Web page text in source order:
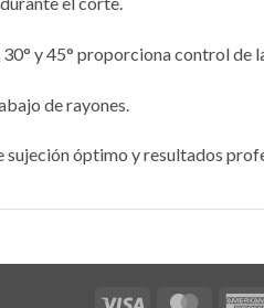
y 45° proporciona control de
de rayones.
sujeción óptimo y resultados
Visa